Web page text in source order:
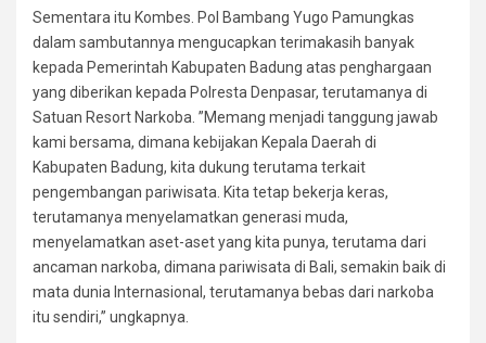
Sementara itu Kombes. Pol Bambang Yugo Pamungkas
dalam sambutannya mengucapkan terimakasih banyak
kepada Pemerintah Kabupaten Badung atas penghargaan
yang diberikan kepada Polresta Denpasar, terutamanya di
Satuan Resort Narkoba. ”Memang menjadi tanggung jawab
kami bersama, dimana kebijakan Kepala Daerah di
Kabupaten Badung, kita dukung terutama terkait
pengembangan pariwisata. Kita tetap bekerja keras,
terutamanya menyelamatkan generasi muda,
menyelamatkan aset-aset yang kita punya, terutama dari
ancaman narkoba, dimana pariwisata di Bali, semakin baik di
mata dunia Internasional, terutamanya bebas dari narkoba
itu sendiri,” ungkapnya.